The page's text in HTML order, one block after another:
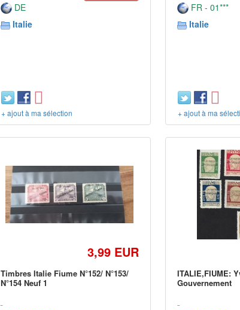
DE
Italie
+ ajout à ma sélection
FR - 01***
Italie
+ ajout à ma
3,99 EUR
Timbres Italie Fiume N°152/ N°153/
N°154 Neuf 1
ITALIE,FIUME:
Gouvernement